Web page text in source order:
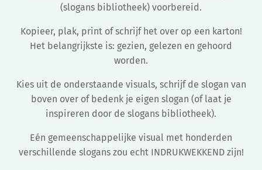
(slogans bibliotheek) voorbereid.
Kopieer, plak, print of schrijf het over op een karton!
Het belangrijkste is: gezien, gelezen en gehoord
worden.
Kies uit de onderstaande visuals, schrijf de slogan van
boven over of bedenk je eigen slogan (of laat je
inspireren door de slogans bibliotheek).
Eén gemeenschappelijke visual met honderden
verschillende slogans zou echt INDRUKWEKKEND zijn!